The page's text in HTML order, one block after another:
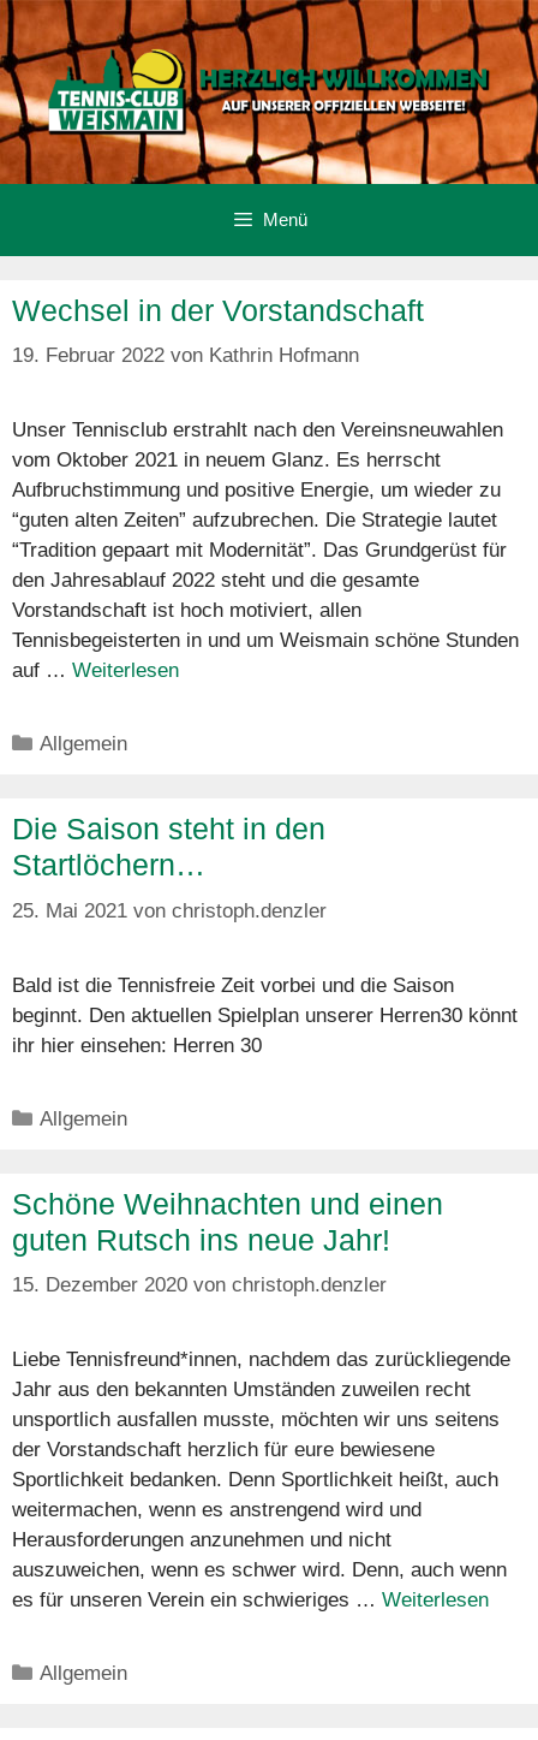
Zum
Inhalt
springen
Menü
Wechsel in der Vorstandschaft
19. Februar 2022 von Kathrin Hofmann
Unser Tennisclub erstrahlt nach den Vereinsneuwahlen
vom Oktober 2021 in neuem Glanz. Es herrscht
Aufbruchstimmung und positive Energie, um wieder zu
“guten alten Zeiten” aufzubrechen. Die Strategie lautet
“Tradition gepaart mit Modernität”. Das Grundgerüst für
den Jahresablauf 2022 steht und die gesamte
Vorstandschaft ist hoch motiviert, allen
Tennisbegeisterten in und um Weismain schöne Stunden
auf … Weiterlesen
Kategorien
Allgemein
Die Saison steht in den
Startlöchern…
25. Mai 2021 von christoph.denzler
Bald ist die Tennisfreie Zeit vorbei und die Saison
beginnt. Den aktuellen Spielplan unserer Herren30 könnt
ihr hier einsehen: Herren 30
Kategorien
Allgemein
Schöne Weihnachten und einen
guten Rutsch ins neue Jahr!
15. Dezember 2020 von christoph.denzler
Liebe Tennisfreund*innen, nachdem das zurückliegende
Jahr aus den bekannten Umständen zuweilen recht
unsportlich ausfallen musste, möchten wir uns seitens
der Vorstandschaft herzlich für eure bewiesene
Sportlichkeit bedanken. Denn Sportlichkeit heißt, auch
weitermachen, wenn es anstrengend wird und
Herausforderungen anzunehmen und nicht
auszuweichen, wenn es schwer wird. Denn, auch wenn
es für unseren Verein ein schwieriges … Weiterlesen
Kategorien
Allgemein